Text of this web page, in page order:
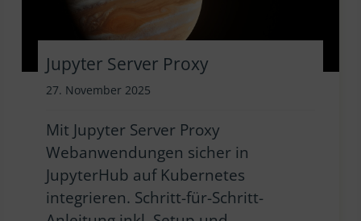
Jupyter Server Proxy
27. November 2025
Mit Jupyter Server Proxy
Webanwendungen sicher in
JupyterHub auf Kubernetes
integrieren. Schritt-für-Schritt-